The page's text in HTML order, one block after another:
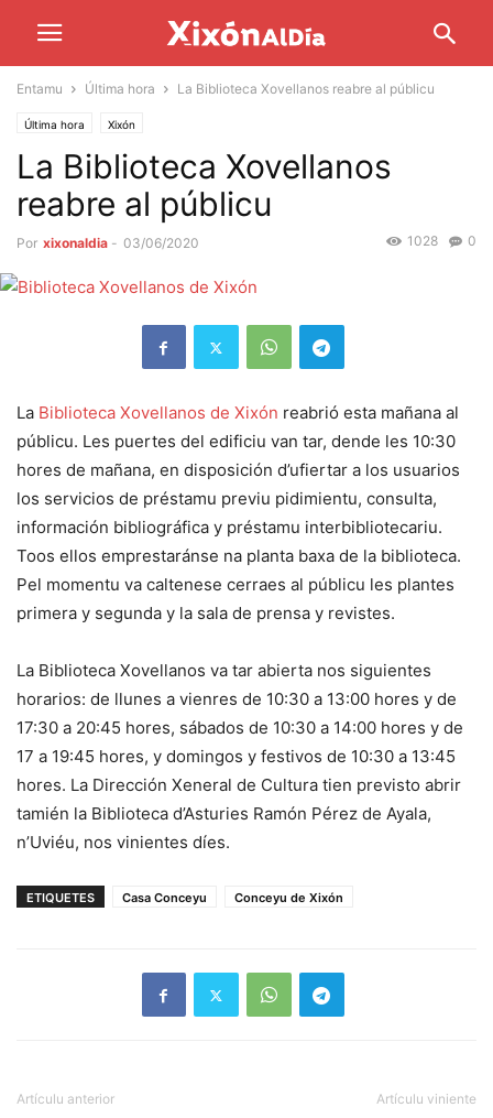
Entamu Última hora La Biblioteca Xovellanos reabre al públicu
Última hora Xixón
La Biblioteca Xovellanos
reabre al públicu
Por xixonaldia - 03/06/2020 0
1028
La Biblioteca Xovellanos de Xixón reabrió esta mañana al
públicu. Les puertes del edificiu van tar, dende les 10:30
hores de mañana, en disposición d’ufiertar a los usuarios
los servicios de préstamu previu pidimientu, consulta,
información bibliográfica y préstamu interbibliotecariu.
Toos ellos emprestaránse na planta baxa de la biblioteca.
Pel momentu va caltenese cerraes al públicu les plantes
primera y segunda y la sala de prensa y revistes.
La Biblioteca Xovellanos va tar abierta nos siguientes
horarios: de llunes a vienres de 10:30 a 13:00 hores y de
17:30 a 20:45 hores, sábados de 10:30 a 14:00 hores y de
17 a 19:45 hores, y domingos y festivos de 10:30 a 13:45
hores. La Dirección Xeneral de Cultura tien previsto abrir
tamién la Biblioteca d’Asturies Ramón Pérez de Ayala,
n’Uviéu, nos vinientes díes.
ETIQUETES Casa Conceyu Conceyu de Xixón
Artículu anterior Artículu viniente